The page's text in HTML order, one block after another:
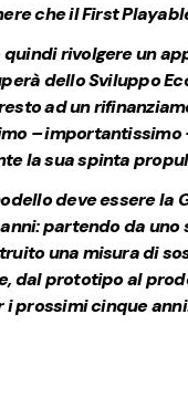
che il First
quindi rivolgere un
dello Sviluppo
ad un
–
la sua spinta
deve essere la
partendo da
una misura di
dal prototipo al
i prossimi cinque